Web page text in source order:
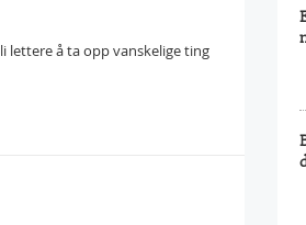
lettere å ta opp vanskelige ting